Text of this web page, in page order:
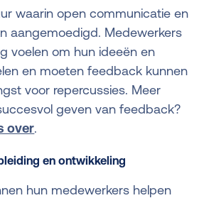
waarin open communicatie en
aangemoedigd. Medewerkers
voelen om hun ideeën en
en moeten feedback kunnen
voor repercussies. Meer
geven van feedback?
over.
en ontwikkeling
hun medewerkers helpen